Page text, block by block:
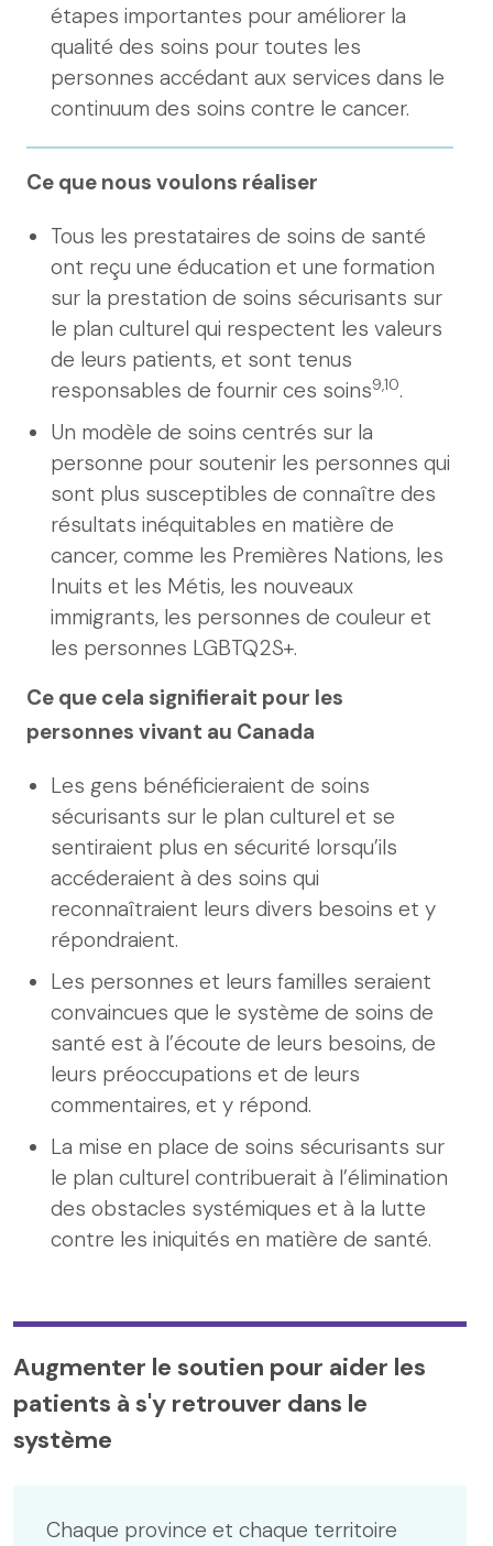
étapes importantes pour améliorer la
qualité des soins pour toutes les
personnes accédant aux services dans le
continuum des soins contre le cancer.
Ce que nous voulons réaliser
Tous les prestataires de soins de santé
ont reçu une éducation et une formation
sur la prestation de soins sécurisants sur
le plan culturel qui respectent les valeurs
de leurs patients, et sont tenus
responsables de fournir ces soins9,10.
Un modèle de soins centrés sur la
personne pour soutenir les personnes qui
sont plus susceptibles de connaître des
résultats inéquitables en matière de
cancer, comme les Premières Nations, les
Inuits et les Métis, les nouveaux
immigrants, les personnes de couleur et
les personnes LGBTQ2S+.
Ce que cela signifierait pour les
personnes vivant au Canada
Les gens bénéficieraient de soins
sécurisants sur le plan culturel et se
sentiraient plus en sécurité lorsqu’ils
accéderaient à des soins qui
reconnaîtraient leurs divers besoins et y
répondraient.
Les personnes et leurs familles seraient
convaincues que le système de soins de
santé est à l’écoute de leurs besoins, de
leurs préoccupations et de leurs
commentaires, et y répond.
La mise en place de soins sécurisants sur
le plan culturel contribuerait à l’élimination
des obstacles systémiques et à la lutte
contre les iniquités en matière de santé.
Augmenter le soutien pour aider les
patients à s'y retrouver dans le
système
Chaque province et chaque territoire